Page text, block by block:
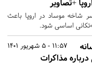
+تصاویر
شاخه موساد در اروپا باعث
اساسی شود.
11:57 - 5 شهریور 1401
درباره مذاکرات